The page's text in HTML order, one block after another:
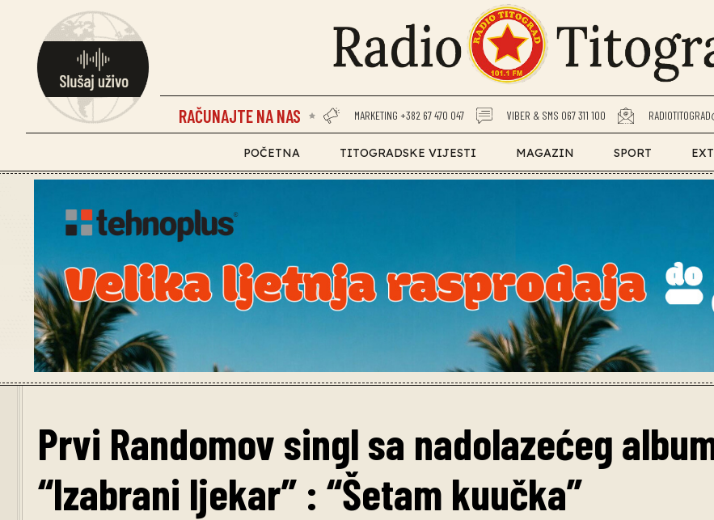
RAČUNAJTE NA NAS MARKETING +382 67 470 047 VIBER & SMS 067 311 100
POČETNA TITOGRADSKE VIJESTI MAGAZIN SPORT
Prvi Randomov singl sa nadolazećeg
“Izabrani ljekar” : “Šetam kuučka”